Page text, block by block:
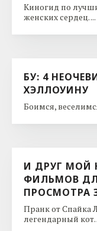
Киногид по
женских сердец. ...
БУ: 4
ХЭЛЛОУИНУ
Боимся,
И ДРУГ МОЙ
ФИЛЬМОВ
ПРОСМОТРА
Пранк от Спайка
легендарный кот.